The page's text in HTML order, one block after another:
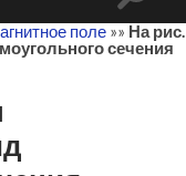
поле »» На рис.
сечения